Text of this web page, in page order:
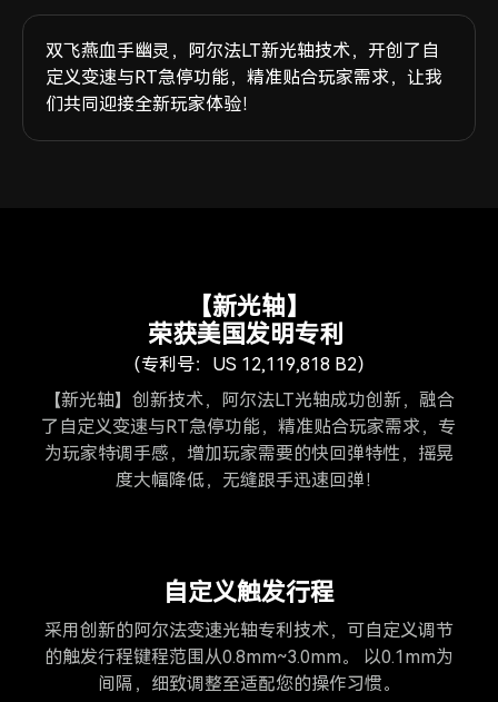
双飞燕血手幽灵，阿尔法LT新光轴技术，开创了自
定义变速与RT急停功能，精准贴合玩家需求，让我
们共同迎接全新玩家体验！
【新光轴】
荣获美国发明专利
（专利号：US 12,119,818 B2）
【新光轴】创新技术，阿尔法LT光轴成功创新，融合
了自定义变速与RT急停功能，精准贴合玩家需求，专
为玩家特调手感，增加玩家需要的快回弹特性，摇晃
度大幅降低，无缝跟手迅速回弹！
自定义触发行程
采用创新的阿尔法变速光轴专利技术，可自定义调节
的触发行程键程范围从0.8mm~3.0mm。 以0.1mm为
间隔，细致调整至适配您的操作习惯。